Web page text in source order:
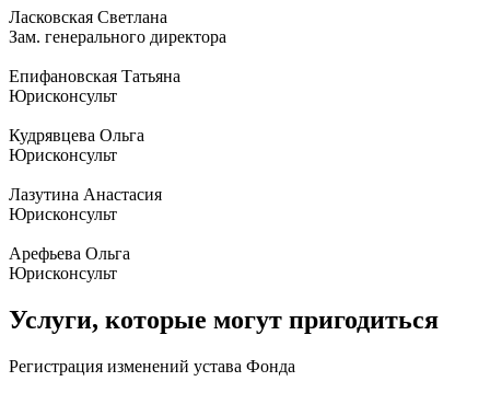
Ласковская Светлана
Зам. генерального директора
Епифановская Татьяна
Юрисконсульт
Кудрявцева Ольга
Юрисконсульт
Лазутина Анастасия
Юрисконсульт
Арефьева Ольга
Юрисконсульт
Услуги, которые могут пригодиться
Регистрация изменений устава Фонда